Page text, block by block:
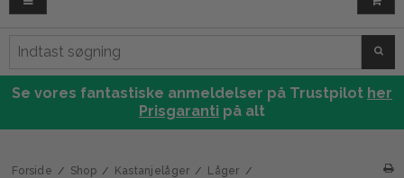
SØG
Se vores fantastiske anmeldelser på Trustpilot her
Prisgaranti på alt
Forside / Shop / Kastanjelåger / Låger /